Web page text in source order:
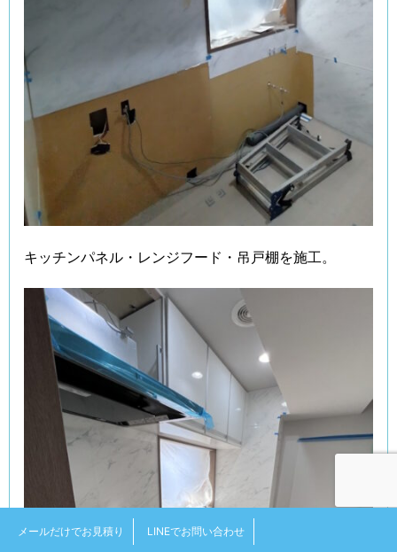
キッチンパネル・レンジフード・吊戸棚を施工。
メールだけでお見積り LINEでお問い合わせ